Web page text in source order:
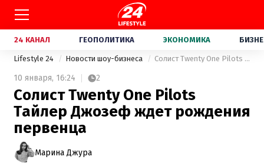
24 КАНАЛ ГЕОПОЛИТИКА ЭКОНОМИКА
Lifestyle 24 Новости шоу-бизнеса Солист Twenty One Pilots Тайлер Джозеф ждет рождения первенца
10 января, 16:24 2
Солист Twenty One Pilots
Тайлер Джозеф ждет рождения
первенца
Марина Джура